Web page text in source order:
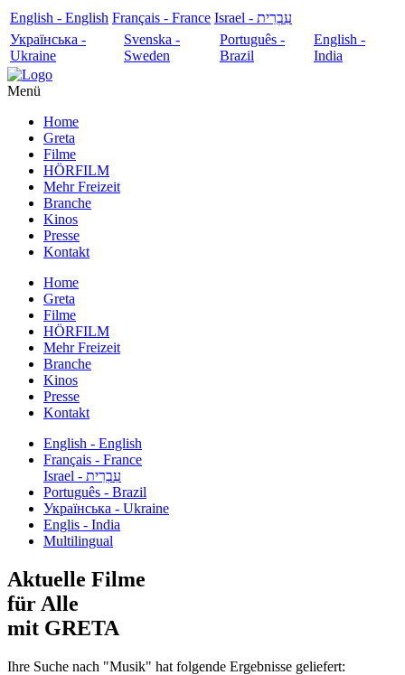
English - English Français - France
עִבְרִית - Israel
Українська -
Ukraine
Svenska -
Sweden
Português -
Brazil
English -
India
Menü
Home
Greta
Filme
HÖRFILM
Mehr Freizeit
Branche
Kinos
Presse
Kontakt
Home
Greta
Filme
HÖRFILM
Mehr Freizeit
Branche
Kinos
Presse
Kontakt
English - English
Français - France
עִבְרִית - Israel
Português - Brazil
Українська - Ukraine
Englis - India
Multilingual
Aktuelle Filme
für Alle
mit GRETA
Ihre Suche nach "Musik" hat folgende Ergebnisse geliefert: